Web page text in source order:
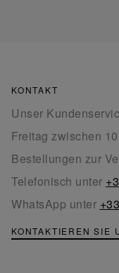
KONTAKT
Unser
Freitag zwischen
Bestellungen zur
Telefonisch unter
WhatsApp unter
KONTAKTIEREN SIE